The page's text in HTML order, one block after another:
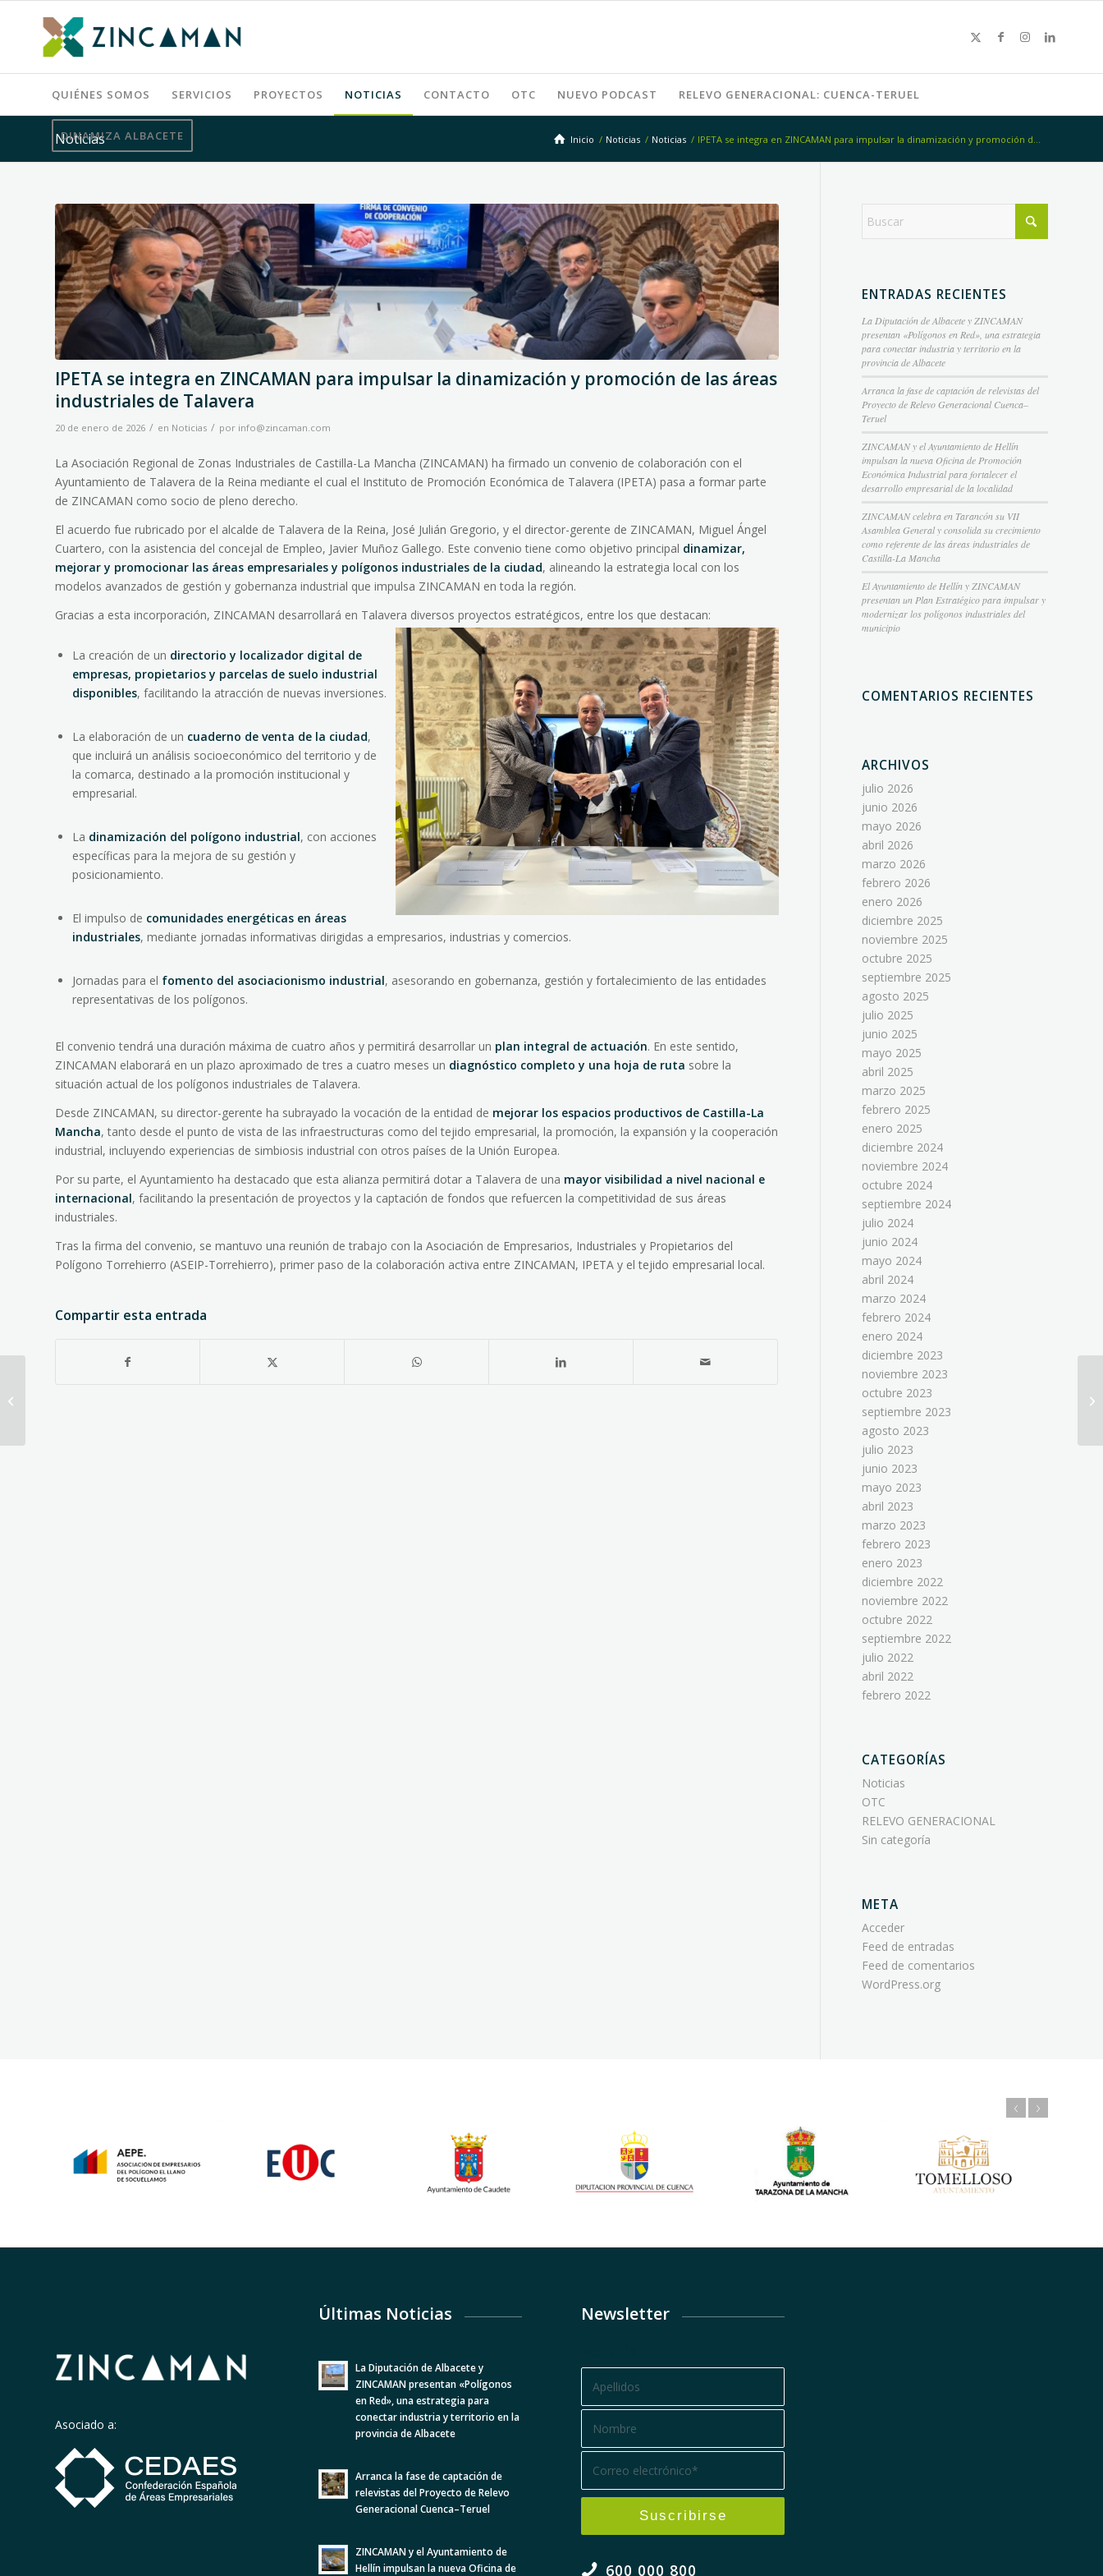
QUIÉNES SOMOS SERVICIOS PROYECTOS NOTICIAS CONTACTO OTC NUEVO PODCAST RELEVO GENERACIONAL: CUENCA-TERUEL
DINAMIZA ALBACETE
Noticias Inicio / Noticias / Noticias / IPETA se integra en ZINCAMAN para impulsar la dinamización y promoción d...
IPETA se integra en ZINCAMAN para impulsar la dinamización y promoción de las áreas
industriales de Talavera
20 de enero de 2026 / en Noticias / por info@zincaman.com
La Asociación Regional de Zonas Industriales de Castilla-La Mancha (ZINCAMAN) ha firmado un convenio de colaboración con el
Ayuntamiento de Talavera de la Reina mediante el cual el Instituto de Promoción Económica de Talavera (IPETA) pasa a formar parte
de ZINCAMAN como socio de pleno derecho.
El acuerdo fue rubricado por el alcalde de Talavera de la Reina, José Julián Gregorio, y el director-gerente de ZINCAMAN, Miguel Ángel
Cuartero, con la asistencia del concejal de Empleo, Javier Muñoz Gallego. Este convenio tiene como objetivo principal dinamizar,
mejorar y promocionar las áreas empresariales y polígonos industriales de la ciudad, alineando la estrategia local con los
modelos avanzados de gestión y gobernanza industrial que impulsa ZINCAMAN en toda la región.
Gracias a esta incorporación, ZINCAMAN desarrollará en Talavera diversos proyectos estratégicos, entre los que destacan:
La creación de un directorio y localizador digital de
empresas, propietarios y parcelas de suelo industrial
disponibles, facilitando la atracción de nuevas inversiones.
La elaboración de un cuaderno de venta de la ciudad,
que incluirá un análisis socioeconómico del territorio y de
la comarca, destinado a la promoción institucional y
empresarial.
La dinamización del polígono industrial, con acciones
específicas para la mejora de su gestión y
posicionamiento.
El impulso de comunidades energéticas en áreas
industriales, mediante jornadas informativas dirigidas a empresarios, industrias y comercios.
Jornadas para el fomento del asociacionismo industrial, asesorando en gobernanza, gestión y fortalecimiento de las entidades
representativas de los polígonos.
El convenio tendrá una duración máxima de cuatro años y permitirá desarrollar un plan integral de actuación. En este sentido,
ZINCAMAN elaborará en un plazo aproximado de tres a cuatro meses un diagnóstico completo y una hoja de ruta sobre la
situación actual de los polígonos industriales de Talavera.
Desde ZINCAMAN, su director-gerente ha subrayado la vocación de la entidad de mejorar los espacios productivos de Castilla-La
Mancha, tanto desde el punto de vista de las infraestructuras como del tejido empresarial, la promoción, la expansión y la cooperación
industrial, incluyendo experiencias de simbiosis industrial con otros países de la Unión Europea.
Por su parte, el Ayuntamiento ha destacado que esta alianza permitirá dotar a Talavera de una mayor visibilidad a nivel nacional e
internacional, facilitando la presentación de proyectos y la captación de fondos que refuercen la competitividad de sus áreas
industriales.
Tras la firma del convenio, se mantuvo una reunión de trabajo con la Asociación de Empresarios, Industriales y Propietarios del
Polígono Torrehierro (ASEIP-Torrehierro), primer paso de la colaboración activa entre ZINCAMAN, IPETA y el tejido empresarial local.
Compartir esta entrada
ENTRADAS RECIENTES
La Diputación de Albacete y ZINCAMAN
presentan «Polígonos en Red», una estrategia
para conectar industria y territorio en la
provincia de Albacete
Arranca la fase de captación de relevistas del
Proyecto de Relevo Generacional Cuenca–
Teruel
ZINCAMAN y el Ayuntamiento de Hellín
impulsan la nueva Oficina de Promoción
Económica Industrial para fortalecer el
desarrollo empresarial de la localidad
ZINCAMAN celebra en Tarancón su VII
Asamblea General y consolida su crecimiento
como referente de las áreas industriales de
Castilla-La Mancha
El Ayuntamiento de Hellín y ZINCAMAN
presentan un Plan Estratégico para impulsar y
modernizar los polígonos industriales del
municipio
COMENTARIOS RECIENTES
ARCHIVOS
julio 2026
junio 2026
mayo 2026
abril 2026
marzo 2026
febrero 2026
enero 2026
diciembre 2025
noviembre 2025
octubre 2025
septiembre 2025
agosto 2025
julio 2025
junio 2025
mayo 2025
abril 2025
marzo 2025
febrero 2025
enero 2025
diciembre 2024
noviembre 2024
octubre 2024
septiembre 2024
julio 2024
junio 2024
mayo 2024
abril 2024
marzo 2024
febrero 2024
enero 2024
diciembre 2023
noviembre 2023
octubre 2023
septiembre 2023
agosto 2023
julio 2023
junio 2023
mayo 2023
abril 2023
marzo 2023
febrero 2023
enero 2023
diciembre 2022
noviembre 2022
octubre 2022
septiembre 2022
julio 2022
abril 2022
febrero 2022
CATEGORÍAS
Noticias
OTC
RELEVO GENERACIONAL
Sin categoría
META
Acceder
Feed de entradas
Feed de comentarios
WordPress.org
Asociado a:
Últimas Noticias
La Diputación de Albacete y
ZINCAMAN presentan «Polígonos
en Red», una estrategia para
conectar industria y territorio en la
provincia de Albacete
Arranca la fase de captación de
relevistas del Proyecto de Relevo
Generacional Cuenca–Teruel
ZINCAMAN y el Ayuntamiento de
Hellín impulsan la nueva Oficina de
Newsletter
600 000 800